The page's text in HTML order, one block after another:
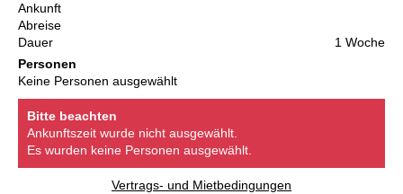
Ankunft
Abreise
Dauer
1 Woche
Personen
Keine Personen ausgewählt
Bitte beachten
Ankunftszeit wurde nicht ausgewählt.
Es wurden keine Personen ausgewählt.
Vertrags- und Mietbedingungen